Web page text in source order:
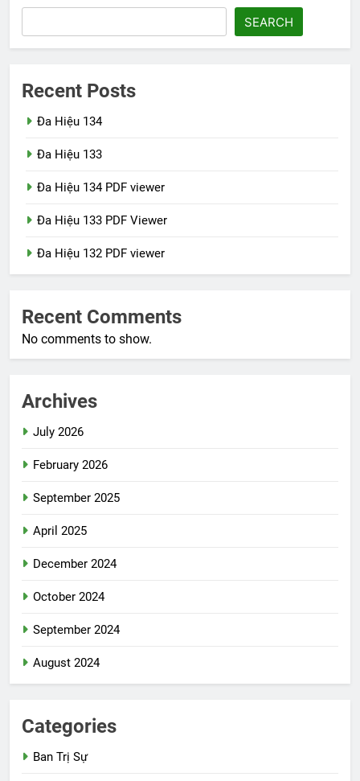
SEARCH
Recent Posts
Đa Hiệu 134
Đa Hiệu 133
Đa Hiệu 134 PDF viewer
Đa Hiệu 133 PDF Viewer
Đa Hiệu 132 PDF viewer
Recent Comments
No comments to show.
Archives
July 2026
February 2026
September 2025
April 2025
December 2024
October 2024
September 2024
August 2024
Categories
Ban Trị Sự